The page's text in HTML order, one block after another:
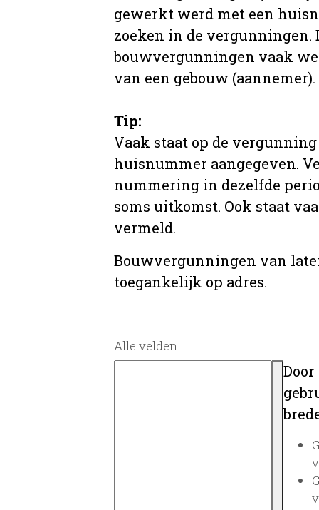
gewerkt werd met een
zoeken in de vergunningen.
bouwvergunningen vaak
van een gebouw (aannemer).
Tip:
Vaak staat op de
huisnummer aangegeven.
nummering in dezelfde
soms uitkomst. Ook staat
vermeld.
Bouwvergunningen van
toegankelijk op adres.
Alle velden